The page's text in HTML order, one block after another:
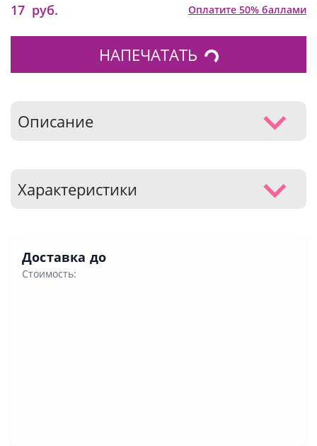
17 руб. Оплатите 50% баллами
НАПЕЧАТАТЬ
Описание
Характеристики
Доставка до
Стоимость: